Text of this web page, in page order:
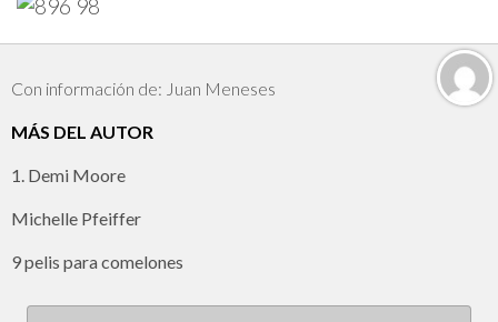
Con información de: Juan Meneses
MÁS DEL AUTOR
1. Demi Moore
Michelle Pfeiffer
9 pelis para comelones